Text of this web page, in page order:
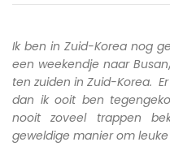
Ik ben in Zuid-Korea nog
een weekendje naar
ten zuiden in Zuid-Korea.
dan ik ooit ben
nooit zoveel trappen
geweldige manier om